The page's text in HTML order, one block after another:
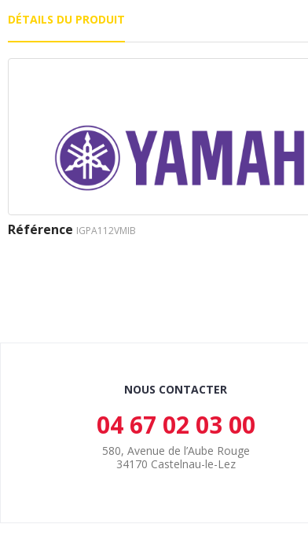
DÉTAILS DU PRODUIT
Référence IGPA112VMIB
NOUS CONTACTER
04 67 02 03 00
580, Avenue de l’Aube Rouge
34170 Castelnau-le-Lez